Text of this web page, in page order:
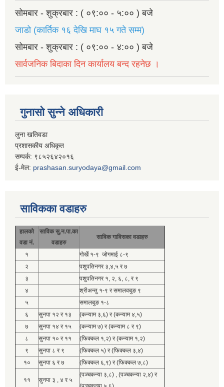
सोमबार - शुक्रबार : ( ०९:०० - ५:०० ) बजे
जाडो (कार्तिक १६ देखि माघ १५ गते सम्म)
सोमबार - शुक्रबार : ( ०९:०० - ४:०० ) बजे
सार्वजनिक बिदाका दिन कार्यालय बन्द रहनेछ ।
गुनासो सुन्ने अधिकारी
लुना खतिवडा
प्रशासकीय अधिकृत
सम्पर्क: ९८५२६४२०१६
ई-मेल: prashasan.suryodaya@gmail.com
साविकका वडाहरु
हालको
वडा नं.
साविक सु.न.पा.का
वडाहरु
साविक गाविसका वडाहरु
१
गोर्खे १-९ जोगमाई ८-९
२
पशुपतिनगर ३,४,५ र ७
३
पशुपतिनगर १, २, ६, ८, र ९
४
श्रीअन्तु १-९ र समालवबुङ ९
५
समालबुङ १-८
६
सुनपा १२ र १३
(कन्याम ३,६) र (कन्याम ४,५)
७
सुनपा १४ र १५
(कन्याम ७) र (कन्याम ८ र ९)
८
सुनपा १० र ११
(फिक्कल १,२) र (कन्याम १,२)
९
सुनपा ८ र ९
(फिक्कल ५) र (फिक्कल ३,४)
१०
सुनपा ६ र ७ (फिक्कल ६,९) र (फिक्कल ७,८)
११ सुनपा ३ , ४ र ५
(पञ्चकन्या ३,८) , (पञ्चकन्या २,४) र